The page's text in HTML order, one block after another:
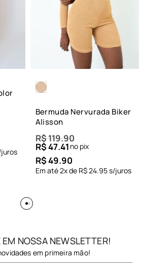
Bermuda Nervurada Biker
Alisson
R$119.90
R$47.41 no pix
R$49.90
Em até2x de R$24.95s/juros
EM NOSSA NEWSLETTER!
em primeira mão!